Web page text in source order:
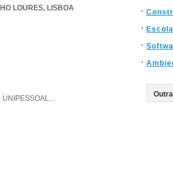
LOURES, LISBOA
UNIPESSOAL...
Escola